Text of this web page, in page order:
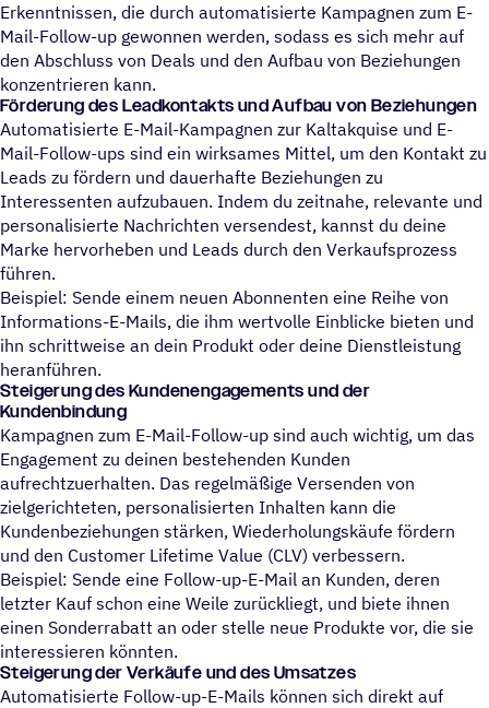
Erkenntnissen, die durch automatisierte Kampagnen zum E-
Mail-Follow-up gewonnen werden, sodass es sich mehr auf
den Abschluss von Deals und den Aufbau von Beziehungen
konzentrieren kann.
Förderung des Leadkontakts und Aufbau von Beziehungen
Automatisierte E-Mail-Kampagnen zur Kaltakquise und E-
Mail-Follow-ups sind ein wirksames Mittel, um den Kontakt zu
Leads zu fördern und dauerhafte Beziehungen zu
Interessenten aufzubauen. Indem du zeitnahe, relevante und
personalisierte Nachrichten versendest, kannst du deine
Marke hervorheben und Leads durch den Verkaufsprozess
führen.
Beispiel: Sende einem neuen Abonnenten eine Reihe von
Informations-E-Mails, die ihm wertvolle Einblicke bieten und
ihn schrittweise an dein Produkt oder deine Dienstleistung
heranführen.
Steigerung des Kundenengagements und der
Kundenbindung
Kampagnen zum E-Mail-Follow-up sind auch wichtig, um das
Engagement zu deinen bestehenden Kunden
aufrechtzuerhalten. Das regelmäßige Versenden von
zielgerichteten, personalisierten Inhalten kann die
Kundenbeziehungen stärken, Wiederholungskäufe fördern
und den Customer Lifetime Value (CLV) verbessern.
Beispiel: Sende eine Follow-up-E-Mail an Kunden, deren
letzter Kauf schon eine Weile zurückliegt, und biete ihnen
einen Sonderrabatt an oder stelle neue Produkte vor, die sie
interessieren könnten.
Steigerung der Verkäufe und des Umsatzes
Automatisierte Follow-up-E-Mails können sich direkt auf